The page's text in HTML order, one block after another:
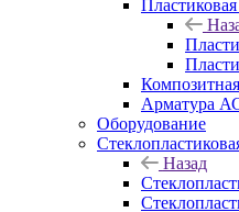
Арматура
Оборудование
Назад